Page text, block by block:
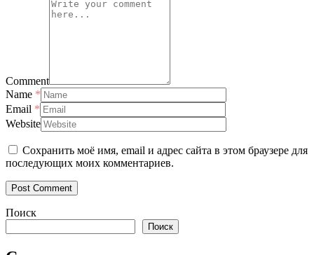
Comment
Name *
Email *
Website
Сохранить моё имя, email и адрес сайта в этом браузере для
последующих моих комментариев.
Поиск
Поиск